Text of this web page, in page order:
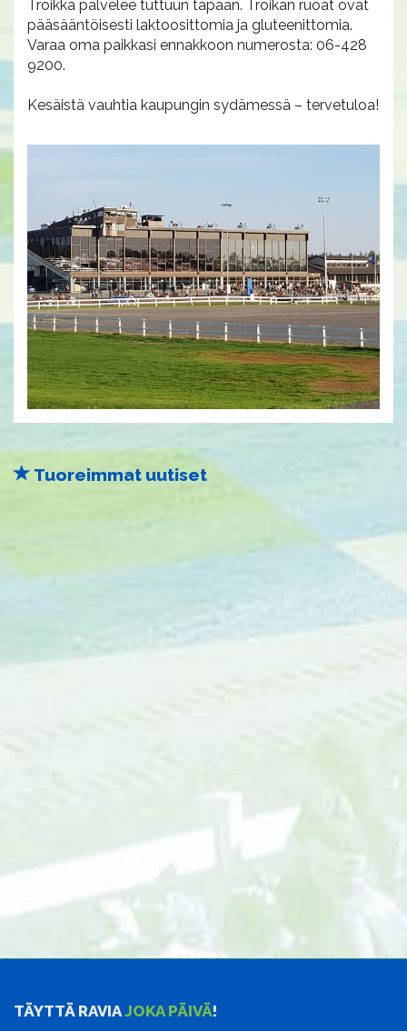
Troikka palvelee tuttuun tapaan. Troikan ruoat ovat
pääsääntöisesti laktoosittomia ja gluteenittomia.
Varaa oma paikkasi ennakkoon numerosta: 06-428
9200.
Kesäistä vauhtia kaupungin sydämessä – tervetuloa!
Tuoreimmat uutiset
TÄYTTÄ RAVIAJOKA PÄIVÄ!